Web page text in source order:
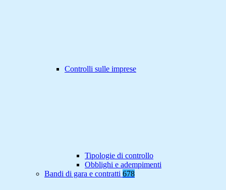
Controlli sulle imprese
Tipologie di controllo
Obblighi e adempimenti
Bandi di gara e contratti 678